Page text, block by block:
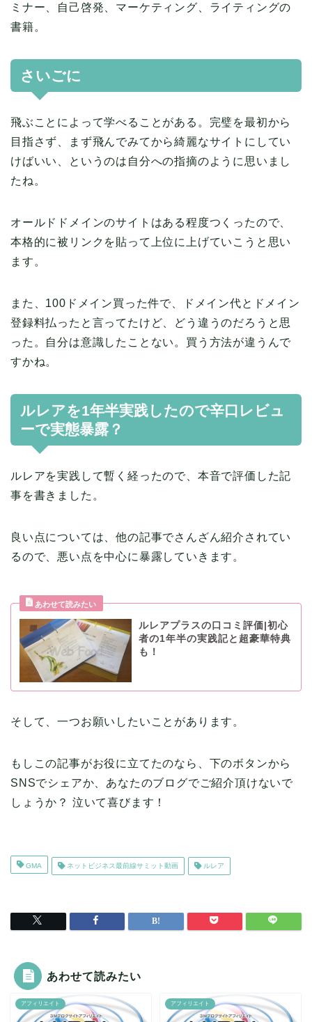
ミナー、自己啓発、マーケティング、ライティングの
書籍。
さいごに
飛ぶことによって学べることがある。完璧を最初から
目指さず、まず飛んでみてから綺麗なサイトにしてい
けばいい、というのは自分への指摘のように思いまし
たね。
オールドドメインのサイトはある程度つくったので、
本格的に被リンクを貼って上位に上げていこうと思い
ます。
また、100ドメイン買った件で、ドメイン代とドメイン
登録料払ったと言ってたけど、どう違うのだろうと思
った。自分は意識したことない。買う方法が違うんで
すかね。
ルレアを1年半実践したので辛口レビュ
ーで実態暴露？
ルレアを実践して暫く経ったので、本音で評価した記
事を書きました。
良い点については、他の記事でさんざん紹介されてい
るので、悪い点を中心に暴露していきます。
ルレアプラスの口コミ評価|初心
者の1年半の実践記と超豪華特典
も！
そして、一つお願いしたいことがあります。
もしこの記事がお役に立てたのなら、下のボタンから
SNSでシェアか、あなたのブログでご紹介頂けないで
しょうか？ 泣いて喜びます！
GMA ネットビジネス最前線サミット動画 ルレア
あわせて読みたい
アフィリエイト アフィリエイト